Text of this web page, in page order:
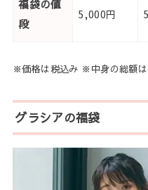
福袋の値
段
5,000円
※価格は税込み ※中身の総額
グラシアの福袋